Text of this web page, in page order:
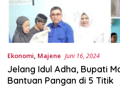
Ekonomi, Majene Juni 16, 2024
Jelang Idul Adha, Bupati
Bantuan Pangan di 5 Titik